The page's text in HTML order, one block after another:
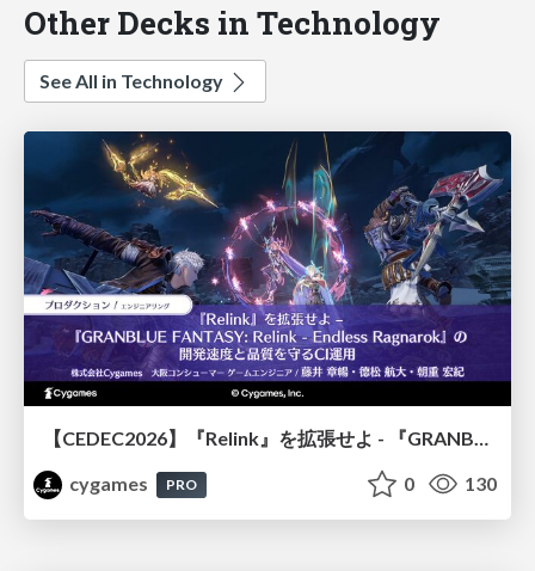
Other Decks in Technology
See All in Technology
cygames
PRO 0 130